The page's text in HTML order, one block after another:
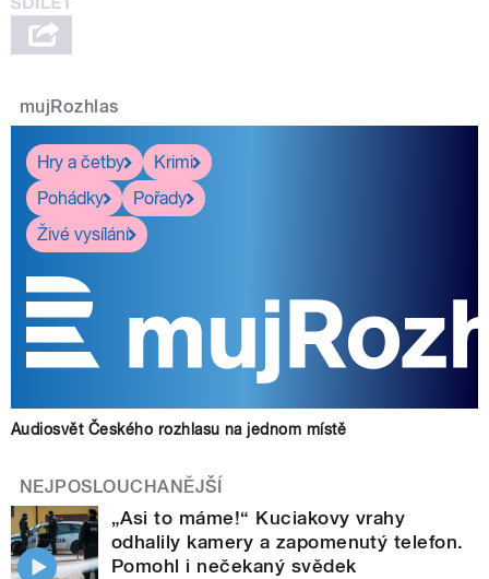
mujRozhlas
Hry a četby
Krimi
Pohádky
Pořady
Živé vysílání
Audiosvět Českého rozhlasu na jednom místě
NEJPOSLOUCHANĚJŠÍ
„Asi to máme!“ Kuciakovy vrahy
odhalily kamery a zapomenutý telefon.
Pomohl i nečekaný svědek